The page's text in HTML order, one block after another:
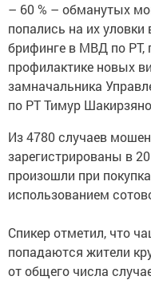
– 60 % – обманутых
попались на их
брифинге в МВД по
профилактике новых
замначальника
по РТ Тимур
Из 4780 случаев
зарегистрированы в
произошли при
использованием
Спикер отметил, что
попадаются жители
от общего числа